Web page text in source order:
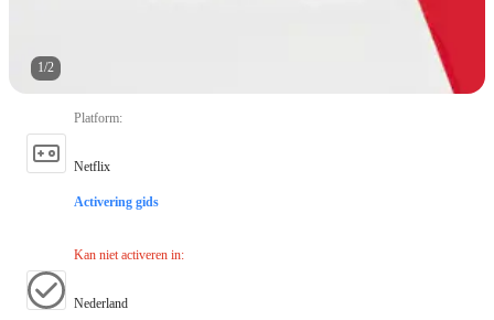
1/2
Platform:
Netflix
Activering gids
Kan niet activeren in:
Nederland